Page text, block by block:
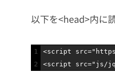
以下を<head>内に
1
2
<script src=
<script src="js/